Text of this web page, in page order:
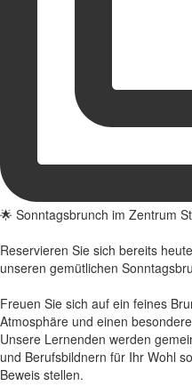
🌟 Sonntagsbrunch im Zentrum
Reservieren Sie sich bereits
unseren gemütlichen
Freuen Sie sich auf ein feines
Atmosphäre und einen
Unsere Lernenden werden
und Berufsbildnern für Ihr Wohl
Beweis stellen.